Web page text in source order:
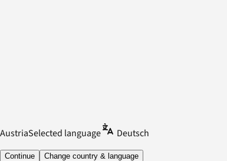
AustriaSelected language Deutsch
Continue Change country & language